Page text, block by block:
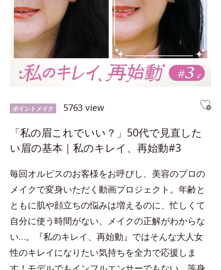
ポイントメイク 5763 view
「私の眉これでいい？」50代で見直した
い眉の基本｜私のキレイ、再始動#3
毎回オルビスのお客様をお呼びし、美容のプロの
メイクで変身いただく動画プロジェクト。年齢と
ともに肌や顔立ちの悩みは増えるのに、忙しくて
自分に使う時間がない、メイクの正解がわからな
い…。『私のキレイ、再始動』ではそんな大人女
性のキレイになりたい気持ちを全力で応援しま